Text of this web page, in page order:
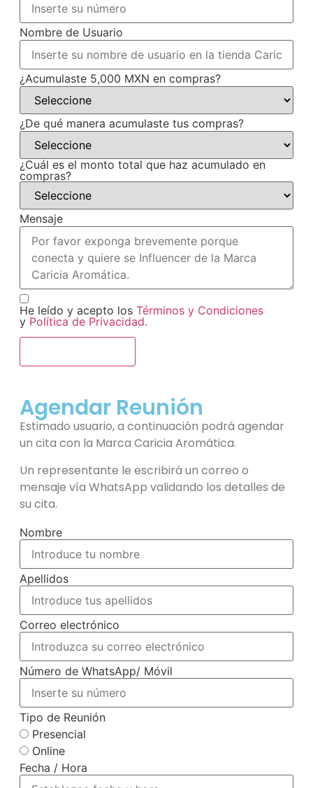
Nombre de Usuario
¿Acumulaste 5,000 MXN en compras?
¿De qué manera acumulaste tus compras?
¿Cuál es el monto total que haz acumulado en
compras?
Mensaje
He leído y acepto los Términos y Condiciones
y Política de Privacidad.
Agendar Reunión
Estimado usuario, a continuación podrá agendar
un cita con la Marca Caricia Aromática.
Un representante le escribirá un correo o
mensaje vía WhatsApp validando los detalles de
su cita.
Nombre
Apellidos
Correo electrónico
Número de WhatsApp/ Móvil
Tipo de Reunión
Presencial
Online
Fecha / Hora